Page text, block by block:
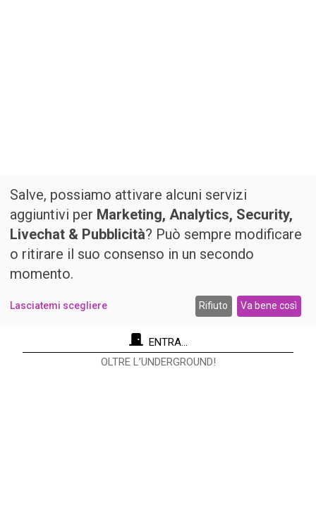
ENTRA...
OLTRE L’UNDERGROUND!
Salve, possiamo attivare alcuni servizi
aggiuntivi per Marketing, Analytics, Security,
Livechat & Pubblicità? Può sempre modificare
o ritirare il suo consenso in un secondo
momento.
Lasciatemi scegliere Rifiuto Va bene così